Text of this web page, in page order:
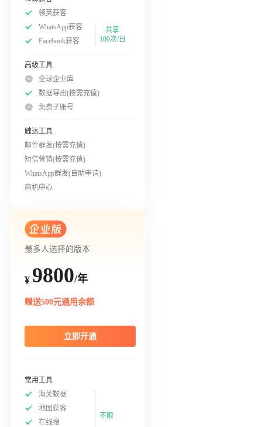
领英获客
WhatsApp获客
Facebook获客
共享
100次/日
高级工具
全球企业库
数据导出(按需充值)
免费子账号
触达工具
邮件群发(按需充值)
短信营销(按需充值)
WhatsApp群发(自助申请)
商机中心
最多人选择的版本
¥ 9800/年
赠送500元通用余额
立即开通
常用工具
海关数据
地图获客
在线搜
不限